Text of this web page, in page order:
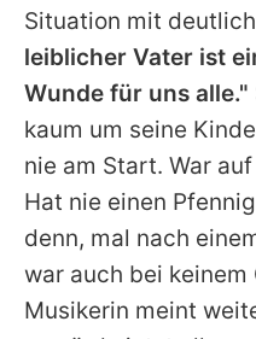
Utiq
Situation mit
leiblicher Vater ist
Wunde für uns alle."
kaum um seine
nie am Start. War
Hat nie einen
denn, mal nach
war auch bei
Musikerin meint